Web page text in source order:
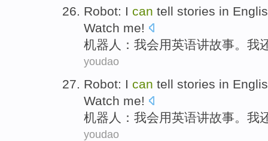
Robot: I can tell stories in
Watch me!
机器人
： 我会用英语讲故事。 我
youdao
Robot: I can tell stories in
Watch me!
机器人
： 我会用英语讲故事。 我
youdao